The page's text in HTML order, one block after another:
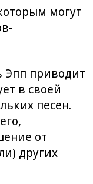
могут
Эпп приводит
в своей
песен.
от
других